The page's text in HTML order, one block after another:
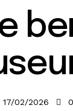
17/02/2026 0